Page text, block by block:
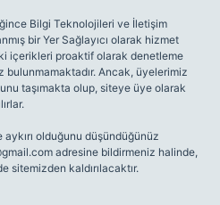
Bilgi Teknolojileri ve İletişim
bir Yer Sağlayıcı olarak hizmet
içerikleri proaktif olarak denetleme
bulunmamaktadır. Ancak, üyelerimiz
taşımakta olup, siteye üye olarak
olduğunu düşündüğünüz
adresine bildirmeniz halinde,
sitemizden kaldırılacaktır.